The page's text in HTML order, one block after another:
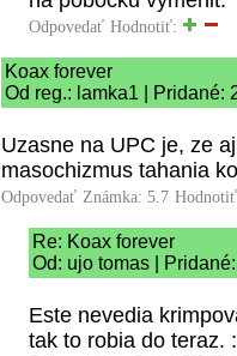
Odpovedať Hodnotiť:
Koax forever
Od reg.: lamka1 | Pridané:
Uzasne na UPC je, ze
masochizmus tahania
Odpovedať Známka: 5.7
Re: Koax forever
Od: ujo tomas |
Este nevedia
tak to robia do teraz.